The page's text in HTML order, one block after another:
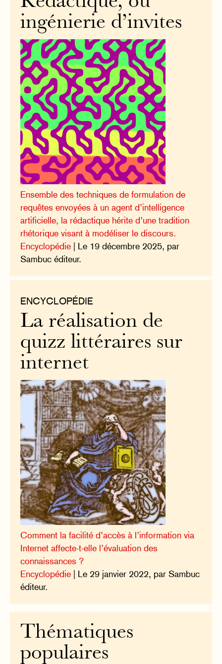
ingénierie d’invites
Ensemble des techniques de formulation de
requêtes envoyées à un agent d’intelligence
artificielle, la rédactique hérite d’une tradition
rhétorique visant à modéliser le discours.
Encyclopédie | Le 19 décembre 2025, par
Sambuc éditeur.
ENCYCLOPÉDIE
La réalisation de
quizz littéraires sur
internet
Comment la facilité d’accès à l’information via
Internet affecte-t-elle l’évaluation des
connaissances ?
Encyclopédie | Le 29 janvier 2022, par Sambuc
éditeur.
Thématiques
populaires